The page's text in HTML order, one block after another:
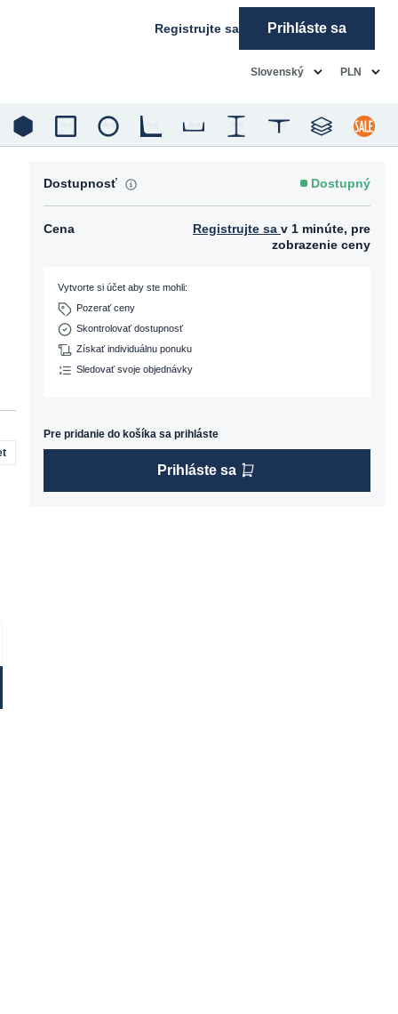
Registrujte sa Prihláste sa
Slovenský PLN
Dostupnosť Dostupný
Cena Registrujte sa v 1 minúte, pre
zobrazenie ceny
Vytvorte si účet aby ste mohli:
Pozerať ceny
Skontrolovať dostupnosť
Získať individuálnu ponuku
Sledovať svoje objednávky
Pre pridanie do košíka sa prihláste
Prihláste sa